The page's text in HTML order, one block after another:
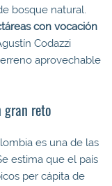
bosque natural.
con vocación
Codazzi
aprovechable
gran reto
es una de las
estima que el país
per cápita de